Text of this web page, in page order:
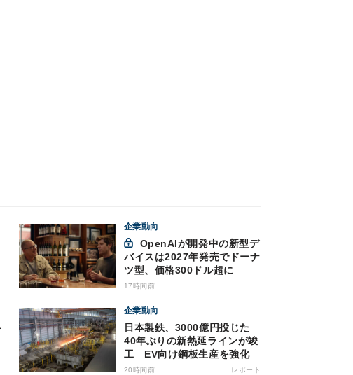
企業動向
バイスは2027年発売でドーナ
ツ型、価格300ドル超に
17時間前
企業動向
日本製鉄、3000億円投じた
40年ぶりの新熱延ラインが竣
工 EV向け鋼板生産を強化
20時間前 レポート